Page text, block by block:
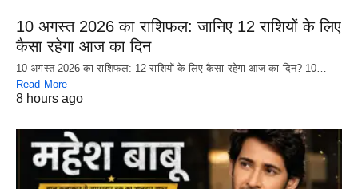
10 अगस्त 2026 का राशिफल: जानिए 12 राशियों के लिए
कैसा रहेगा आज का दिन
10 अगस्त 2026 का राशिफल: 12 राशियों के लिए कैसा रहेगा आज का दिन? 10…
Read More
8 hours ago